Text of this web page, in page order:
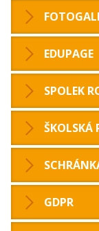
EDUPAGE
SPOLEK
ŠKOLSKÁ
GDPR